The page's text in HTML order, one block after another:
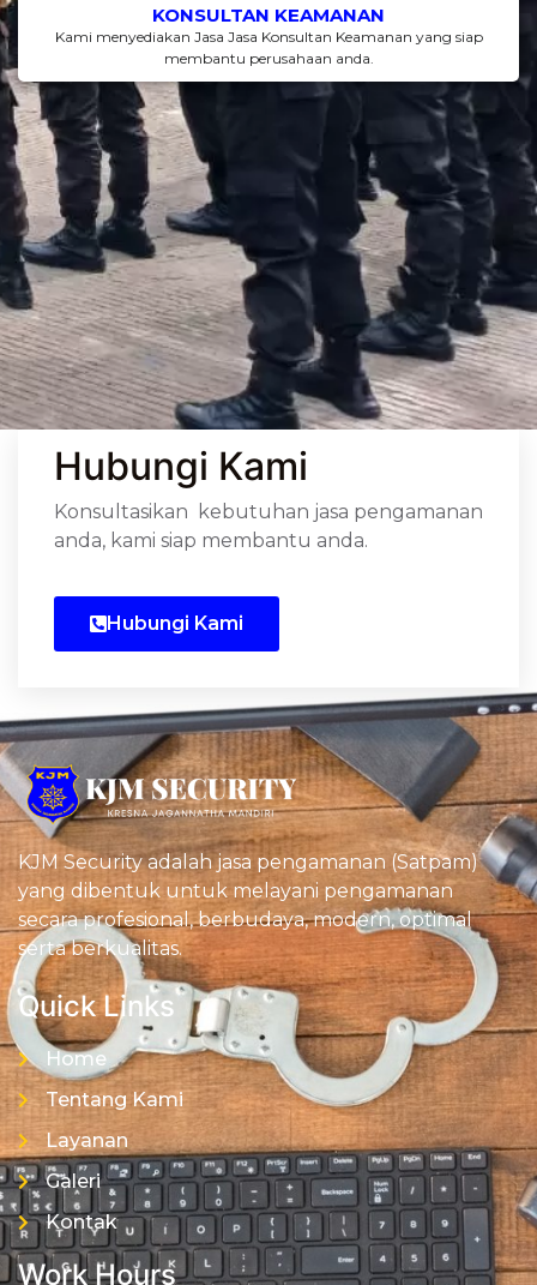
KONSULTAN KEAMANAN
Kami menyediakan Jasa Jasa Konsultan Keamanan yang siap
membantu perusahaan anda.
Hubungi Kami
Konsultasikan kebutuhan jasa pengamanan
anda, kami siap membantu anda.
Hubungi Kami
KJM Security adalah jasa pengamanan (Satpam)
yang dibentuk untuk melayani pengamanan
secara profesional, berbudaya, modern, optimal
serta berkualitas.
Quick Links
Home
Tentang Kami
Layanan
Galeri
Kontak
Work Hours